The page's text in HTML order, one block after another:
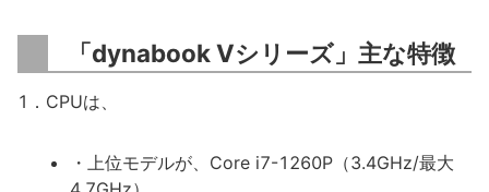
「dynabook Vシリーズ」主な特徴
1．CPUは、
・上位モデルが、Core i7-1260P（3.4GHz/最大